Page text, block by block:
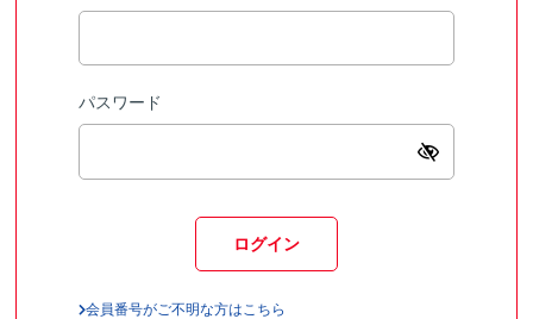
パスワード
ログイン
会員番号がご不明な方はこちら